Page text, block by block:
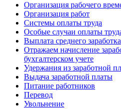
Организация рабочего
Организация работ
Системы оплаты труда
Особые случаи оплаты
Выплата среднего заработка
Отражаем начисление
бухгалтерском учете
Удержания из заработной
Выдача заработной платы
Питание работников
Перевод
Увольнение